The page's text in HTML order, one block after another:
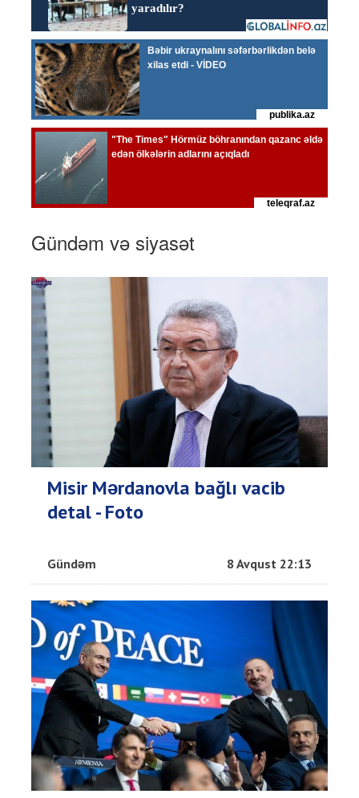
Gündəm və siyasət
Misir Mərdanovla bağlı vacib
detal - Foto
Gündəm 8 Avqust 22:13